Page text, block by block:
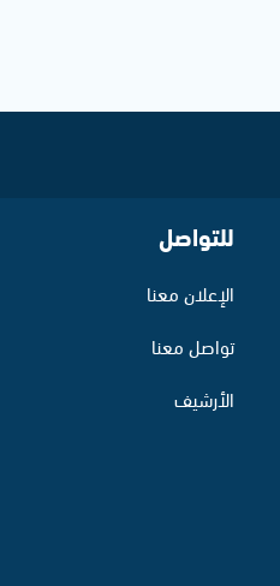
للتواصل
الإعلان معنا
تواصل معنا
الأرشيف